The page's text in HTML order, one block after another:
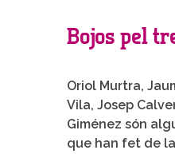
Bojos pel
Oriol Murtra,
Vila, Josep
Giménez són
que han fet de